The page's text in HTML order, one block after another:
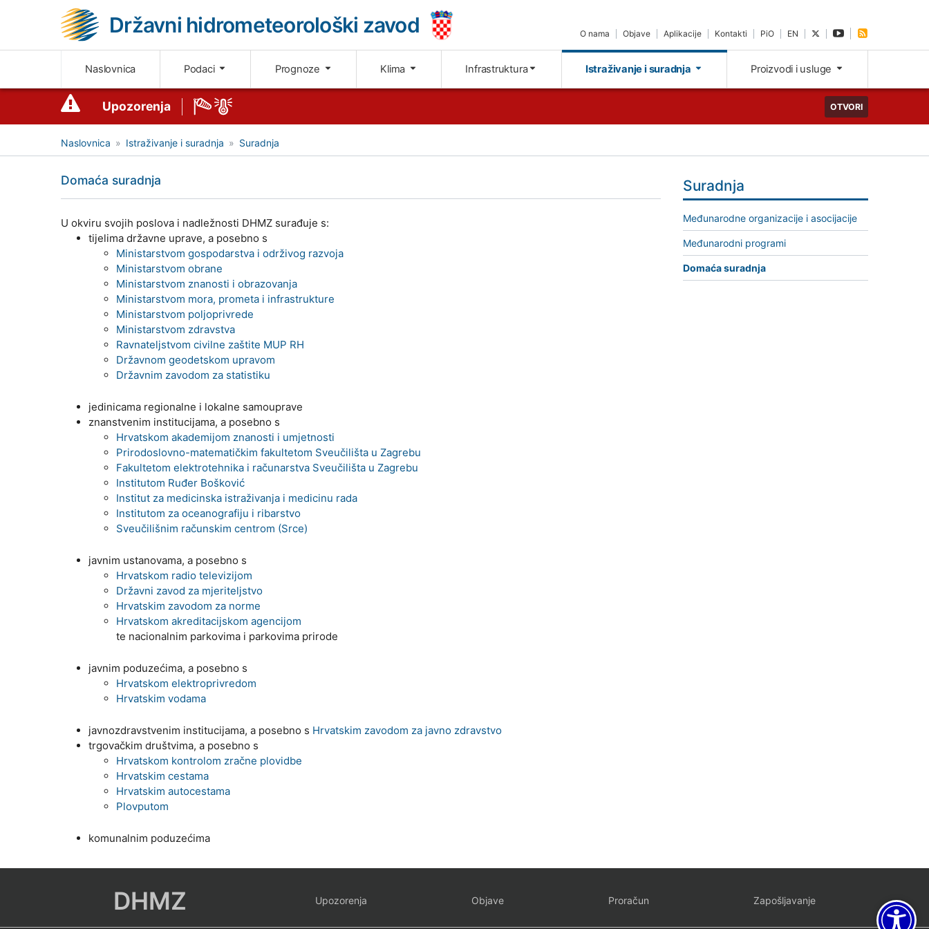
Državni hidrometeorološki zavod O nama Objave Aplikacije Kontakti PiO EN
Naslovnica Podaci Prognoze Klima Infrastruktura Istraživanje i suradnja Proizvodi i usluge
Upozorenja OTVORI
Naslovnica Istraživanje i suradnja Suradnja
Domaća suradnja
U okviru svojih poslova i nadležnosti DHMZ surađuje s:
tijelima državne uprave, a posebno s
Ministarstvom gospodarstva i održivog razvoja
Ministarstvom obrane
Ministarstvom znanosti i obrazovanja
Ministarstvom mora, prometa i infrastrukture
Ministarstvom poljoprivrede
Ministarstvom zdravstva
Ravnateljstvom civilne zaštite MUP RH
Državnom geodetskom upravom
Državnim zavodom za statistiku
jedinicama regionalne i lokalne samouprave
znanstvenim institucijama, a posebno s
Hrvatskom akademijom znanosti i umjetnosti
Prirodoslovno-matematičkim fakultetom Sveučilišta u Zagrebu
Fakultetom elektrotehnika i računarstva Sveučilišta u Zagrebu
Institutom Ruđer Bošković
Institut za medicinska istraživanja i medicinu rada
Institutom za oceanografiju i ribarstvo
Sveučilišnim računskim centrom (Srce)
javnim ustanovama, a posebno s
Hrvatskom radio televizijom
Državni zavod za mjeriteljstvo
Hrvatskim zavodom za norme
Hrvatskom akreditacijskom agencijom
te nacionalnim parkovima i parkovima prirode
javnim poduzećima, a posebno s
Hrvatskom elektroprivredom
Hrvatskim vodama
javnozdravstvenim institucijama, a posebno s Hrvatskim zavodom za javno zdravstvo
trgovačkim društvima, a posebno s
Hrvatskom kontrolom zračne plovidbe
Hrvatskim cestama
Hrvatskim autocestama
Plovputom
komunalnim poduzećima
Suradnja
Međunarodne organizacije i asocijacije
Međunarodni programi
Domaća suradnja
DHMZ Upozorenja Objave Proračun Zapošljavanje